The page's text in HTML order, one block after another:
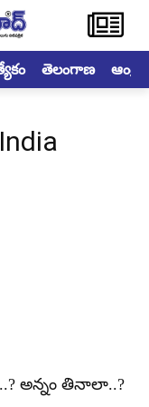
తెలంగాణ
అన్నం తినాలా..?